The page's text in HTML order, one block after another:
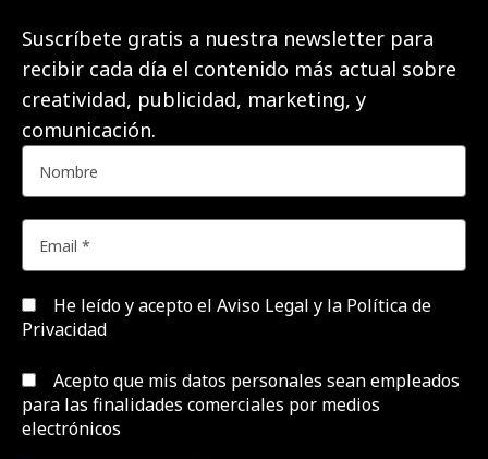
Suscríbete gratis a nuestra newsletter para
recibir cada día el contenido más actual sobre
creatividad, publicidad, marketing, y
comunicación.
He leído y acepto el Aviso Legal y la Política de
Privacidad
Acepto que mis datos personales sean empleados
para las finalidades comerciales por medios
electrónicos